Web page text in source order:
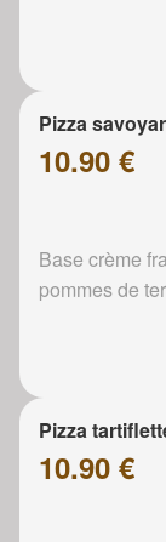
Pizza
10.90 €
Base crème
pommes de
Pizza
10.90 €